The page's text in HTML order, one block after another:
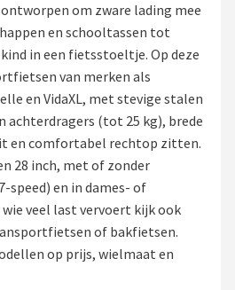
om zware lading mee
en schooltassen tot
in een fietsstoeltje. Op deze
van merken als
en VidaXL, met stevige stalen
achterdragers (tot 25 kg), brede
en comfortabel rechtop zitten.
28 inch, met of zonder
speed) en in dames- of
veel last vervoert kijk ook
of bakfietsen.
op prijs, wielmaat en